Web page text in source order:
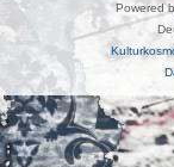
Powered